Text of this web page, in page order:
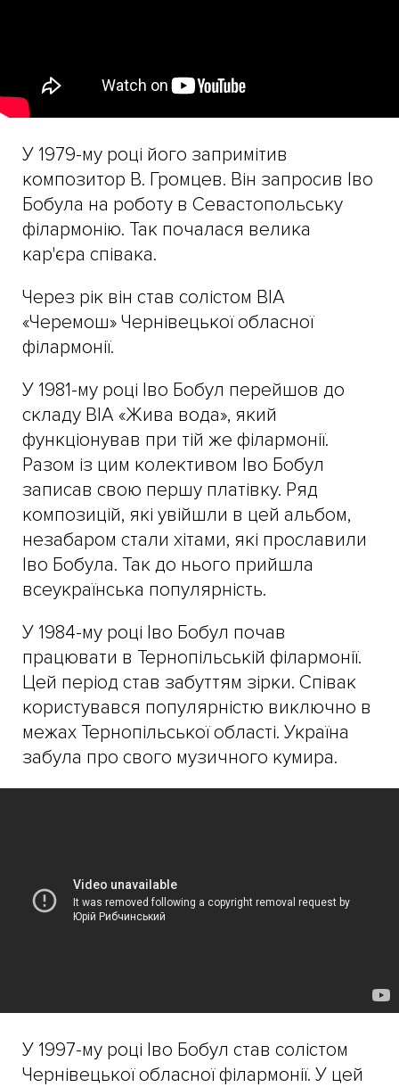
У 1979-му році його запримітив
композитор В. Громцев. Він запросив Іво
Бобула на роботу в Севастопольську
філармонію. Так почалася велика
кар'єра співака.
Через рік він став солістом ВІА
«Черемош» Чернівецької обласної
філармонії.
У 1981-му році Іво Бобул перейшов до
складу ВІА «Жива вода», який
функціонував при тій же філармонії.
Разом із цим колективом Іво Бобул
записав свою першу платівку. Ряд
композицій, які увійшли в цей альбом,
незабаром стали хітами, які прославили
Іво Бобула. Так до нього прийшла
всеукраїнська популярність.
У 1984-му році Іво Бобул почав
працювати в Тернопільській філармонії.
Цей період став забуттям зірки. Співак
користувався популярністю виключно в
межах Тернопільської області. Україна
забула про свого музичного кумира.
У 1997-му році Іво Бобул став солістом
Чернівецької обласної філармонії. У цей